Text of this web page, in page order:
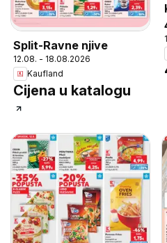
Split-Ravne njive
12.08. - 18.08.2026
Kaufland
Cijena u katalogu